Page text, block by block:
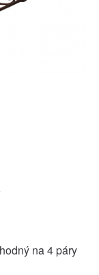
na 4 páry